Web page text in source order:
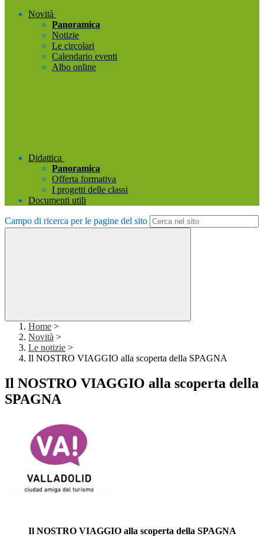
Novità
Panoramica
Notizie
Le circolari
Calendario eventi
Albo online
Didattica
Panoramica
Offerta formativa
I progetti delle classi
Documenti utili
Campo di ricerca per le pagine del sito
Home >
Novità >
Le notizie >
Il NOSTRO VIAGGIO alla scoperta della SPAGNA
Il NOSTRO VIAGGIO alla scoperta della
SPAGNA
Il NOSTRO VIAGGIO alla scoperta della SPAGNA